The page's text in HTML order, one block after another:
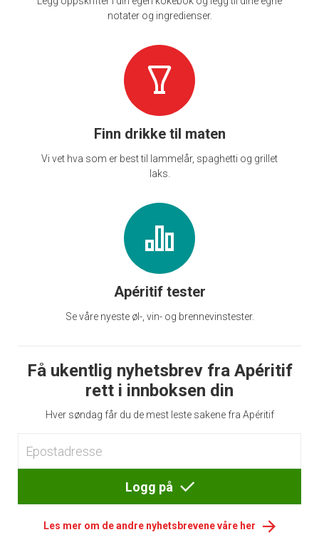
notater og ingredienser.
Finn drikke til maten
Vi vet hva som er best til lammelår, spaghetti og grillet
laks.
Apéritif tester
Se våre nyeste øl-, vin- og brennevinstester.
Få ukentlig nyhetsbrev fra Apéritif
rett i innboksen din
Hver søndag får du de mest leste sakene fra Apéritif
Logg på
Les mer om de andre nyhetsbrevene våre her